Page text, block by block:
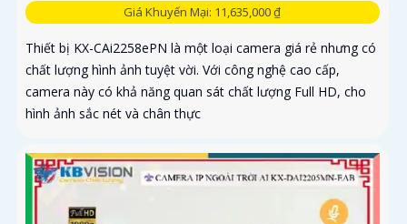
Giá Khuyến Mại: 11,635,000 ₫
Thiết bị KX-CAi2258ePN là một loại camera giá rẻ nhưng có
chất lượng hình ảnh tuyệt vời. Với công nghệ cao cấp,
camera này có khả năng quan sát chất lượng Full HD, cho
hình ảnh sắc nét và chân thực